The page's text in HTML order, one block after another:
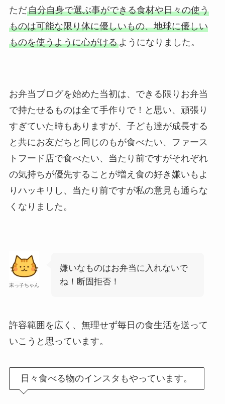
ただ自分自身で選ぶ事ができる食材や日々の使う
ものは可能な限り体に優しいもの、地球に優しい
ものを使うように心がけるようになりました。
お弁当ブログを始めた当初は、できる限りお弁当
で持たせるものは全て手作りで！と思い、頑張り
すぎていた時もありますが、子ども達が成長する
と共にお友だちと同じのもが食べたい、ファース
トフード店で食べたい、当たり前ですがそれぞれ
の気持ちが優先することが増え食の好き嫌いもよ
りハッキリし、当たり前ですが私の意見も通らな
くなりました。
末っ子ちゃん
嫌いなものはお弁当に入れないで
ね！断固拒否！
許容範囲を広く、無理せず毎日の食生活を送って
いこうと思っています。
日々食べる物のインスタもやっています。